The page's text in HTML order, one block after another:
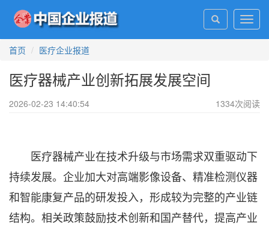
首页
医疗企业报道
医疗器械产业创新拓展发展空间
2026-02-23 14:40:54 1334次阅读
医疗器械产业在技术升级与市场需求双重驱动下
持续发展。企业加大对高端影像设备、精准检测仪器
和智能康复产品的研发投入，形成较为完整的产业链
结构。相关政策鼓励技术创新和国产替代，提高产业